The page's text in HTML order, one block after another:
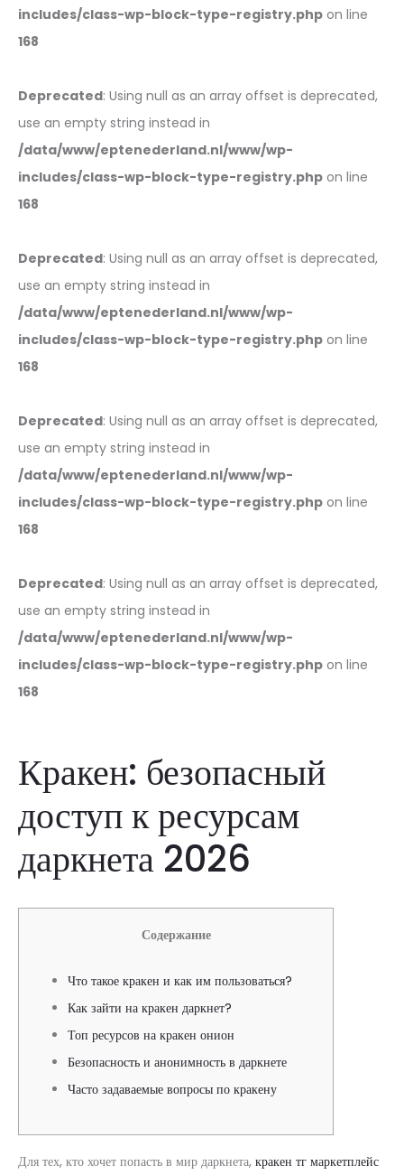
includes/class-wp-block-type-registry.php on line
168
Deprecated: Using null as an array offset is deprecated,
use an empty string instead in
/data/www/eptenederland.nl/www/wp-
includes/class-wp-block-type-registry.php on line
168
Deprecated: Using null as an array offset is deprecated,
use an empty string instead in
/data/www/eptenederland.nl/www/wp-
includes/class-wp-block-type-registry.php on line
168
Deprecated: Using null as an array offset is deprecated,
use an empty string instead in
/data/www/eptenederland.nl/www/wp-
includes/class-wp-block-type-registry.php on line
168
Deprecated: Using null as an array offset is deprecated,
use an empty string instead in
/data/www/eptenederland.nl/www/wp-
includes/class-wp-block-type-registry.php on line
168
Кракен: безопасный
доступ к ресурсам
даркнета 2026
Содержание
Что такое кракен и как им пользоваться?
Как зайти на кракен даркнет?
Топ ресурсов на кракен онион
Безопасность и анонимность в даркнете
Часто задаваемые вопросы по кракену
Для тех, кто хочет попасть в мир даркнета, кракен тг маркетплейс